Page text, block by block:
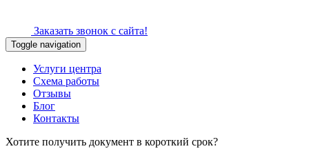
Заказать звонок с сайта!
Toggle navigation
Услуги центра
Схема работы
Отзывы
Блог
Контакты
Хотите получить документ в короткий срок?